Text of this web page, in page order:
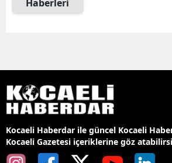
Haberleri
Kocaeli Haberdar ile güncel Kocaeli
Kocaeli Gazetesi içeriklerine göz